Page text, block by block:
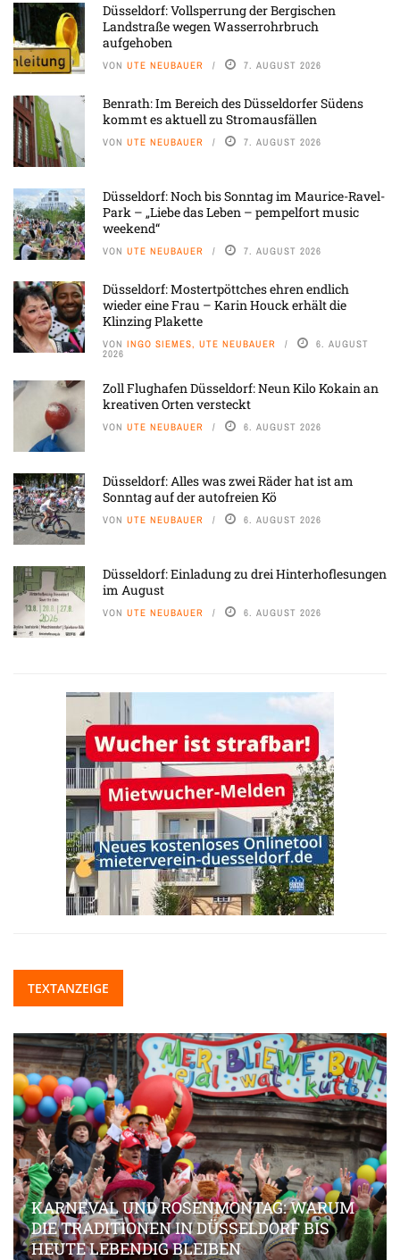
Düsseldorf: Vollsperrung der Bergischen
Landstraße wegen Wasserrohrbruch
aufgehoben
VON UTE NEUBAUER 7. AUGUST 2026
Benrath: Im Bereich des Düsseldorfer Südens
kommt es aktuell zu Stromausfällen
VON UTE NEUBAUER 7. AUGUST 2026
Düsseldorf: Noch bis Sonntag im Maurice-Ravel-
Park – „Liebe das Leben – pempelfort music
weekend“
VON UTE NEUBAUER 7. AUGUST 2026
Düsseldorf: Mostertpöttches ehren endlich
wieder eine Frau – Karin Houck erhält die
Klinzing Plakette
VON INGO SIEMES, UTE NEUBAUER 6. AUGUST
2026
Zoll Flughafen Düsseldorf: Neun Kilo Kokain an
kreativen Orten versteckt
VON UTE NEUBAUER 6. AUGUST 2026
Düsseldorf: Alles was zwei Räder hat ist am
Sonntag auf der autofreien Kö
VON UTE NEUBAUER 6. AUGUST 2026
Düsseldorf: Einladung zu drei Hinterhoflesungen
im August
VON UTE NEUBAUER 6. AUGUST 2026
TEXTANZEIGE
KARNEVAL UND ROSENMONTAG: WARUM
DIE TRADITIONEN IN DÜSSELDORF BIS
HEUTE LEBENDIG BLEIBEN